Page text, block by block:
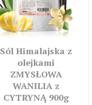
Sól Himalajska z
olejkami
ZMYSŁOWA
WANILIA z
CYTRYNĄ 900g